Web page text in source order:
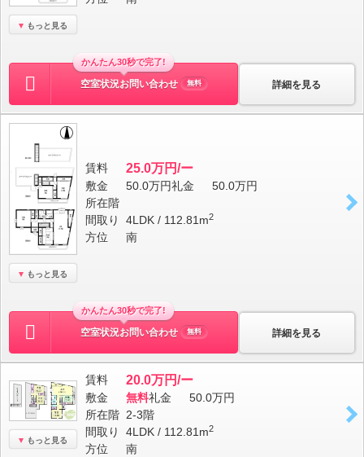
もっと見る
詳細を見る
かんたん30秒で完了!
空室状況お問い合わせ 無料
もっと見る
賃料 25.0万円/ー
敷金 50.0万円礼金
50.0万円
所在階
間取り
4LDK / 112.81m2
方位 南
詳細を見る
かんたん30秒で完了!
空室状況お問い合わせ 無料
もっと見る
賃料 20.0万円/ー
敷金 無料礼金
50.0万円
所在階 2-3階
間取り
4LDK / 112.81m2
方位 南